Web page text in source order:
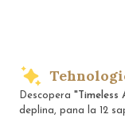
Descopera "Timeless
deplina, pana la 12